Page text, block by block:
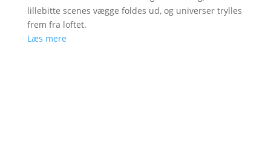
lillebitte scenes vægge foldes ud, og universer trylles
frem fra loftet.
Læs mere